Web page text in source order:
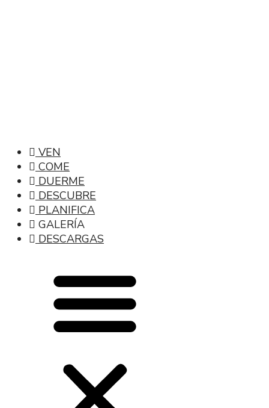
VEN
COME
DUERME
DESCUBRE
PLANIFICA
GALERÍA
DESCARGAS